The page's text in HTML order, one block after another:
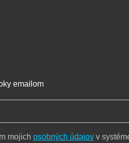
emailom
mojich osobných údajovv